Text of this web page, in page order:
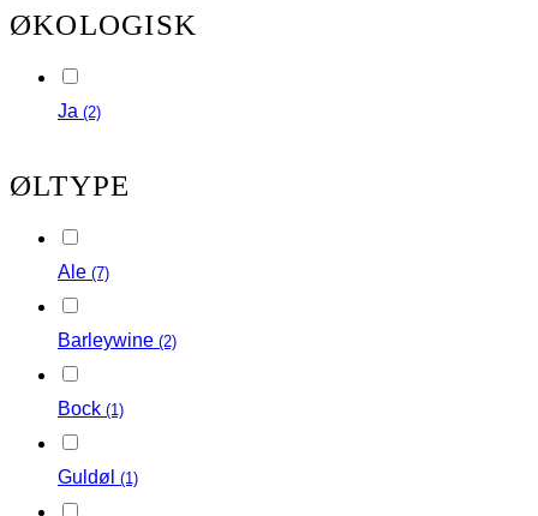
ØKOLOGISK
Ja (2)
ØLTYPE
Ale (7)
Barleywine (2)
Bock (1)
Guldøl (1)